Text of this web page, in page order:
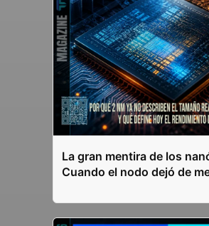
La gran mentira de los
Cuando el nodo dejó de